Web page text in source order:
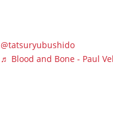
@tatsuryubushido
♬ Blood and Bone - Paul